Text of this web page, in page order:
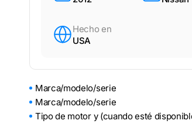
Hecho en
USA
Marca/modelo/serie
Marca/modelo/serie
Tipo de motor y (cuando esté